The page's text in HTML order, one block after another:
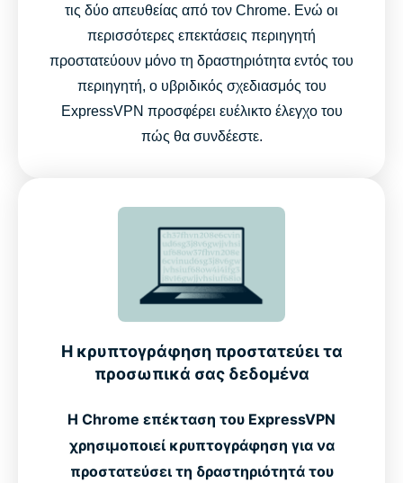
τις δύο απευθείας από τον Chrome. Ενώ οι
περισσότερες επεκτάσεις περιηγητή
προστατεύουν μόνο τη δραστηριότητα εντός του
περιηγητή, ο υβριδικός σχεδιασμός του
ExpressVPN προσφέρει ευέλικτο έλεγχο του
πώς θα συνδέεστε.
Η κρυπτογράφηση προστατεύει τα
προσωπικά σας δεδομένα
Η Chrome επέκταση του ExpressVPN
χρησιμοποιεί κρυπτογράφηση για να
προστατεύσει τη δραστηριότητά του